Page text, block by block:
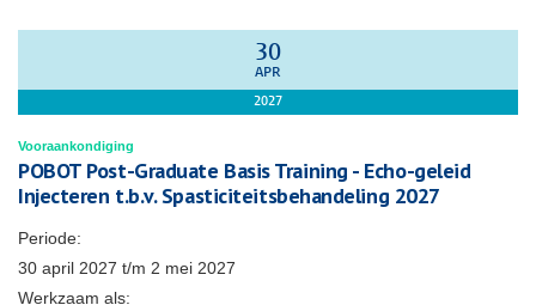
30
APR
2027
Vooraankondiging
POBOT Post-Graduate Basis Training - Echo-geleid
Injecteren t.b.v. Spasticiteitsbehandeling 2027
Periode:
30 april 2027 t/m 2 mei 2027
Werkzaam als: